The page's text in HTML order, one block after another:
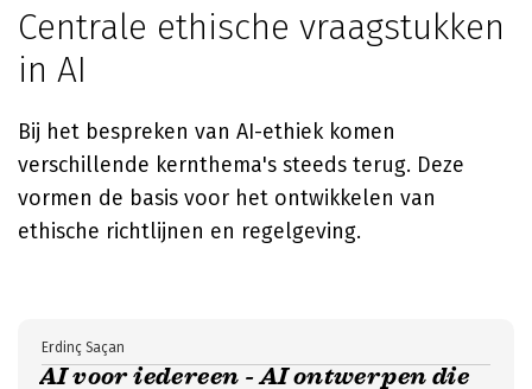
Centrale ethische vraagstukken
in AI
Bij het bespreken van AI-ethiek komen
verschillende kernthema's steeds terug. Deze
vormen de basis voor het ontwikkelen van
ethische richtlijnen en regelgeving.
AI voor iedereen - AI ontwerpen die
Erdinç Saçan